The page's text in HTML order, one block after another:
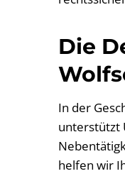
Die
In der
unterstützt
helfen wir